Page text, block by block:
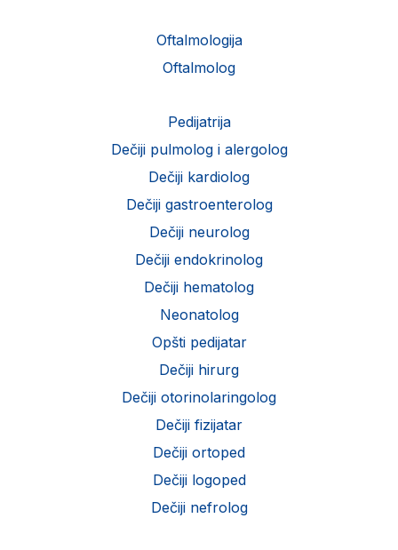
Oftalmologija
Oftalmolog
Pedijatrija
Dečiji pulmolog i alergolog
Dečiji kardiolog
Dečiji gastroenterolog
Dečiji neurolog
Dečiji endokrinolog
Dečiji hematolog
Neonatolog
Opšti pedijatar
Dečiji hirurg
Dečiji otorinolaringolog
Dečiji fizijatar
Dečiji ortoped
Dečiji logoped
Dečiji nefrolog